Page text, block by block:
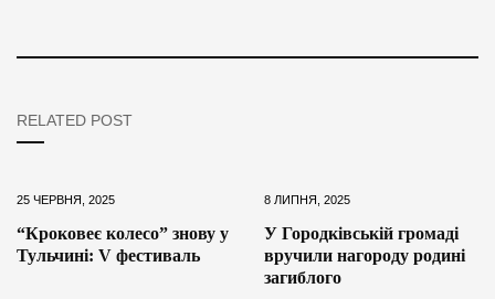
RELATED POST
25 ЧЕРВНЯ, 2025
“Кроковеє колесо” знову у
Тульчині: V фестиваль
8 ЛИПНЯ, 2025
У Городківській громаді
вручили нагороду родині
загиблого